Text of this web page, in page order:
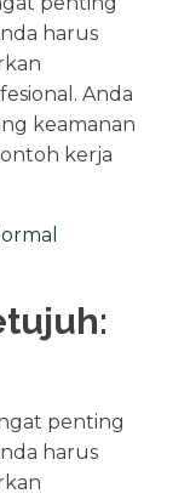
harus
Anda
keamanan
kerja
penting
harus